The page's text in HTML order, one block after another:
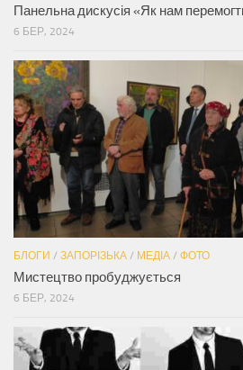
Панельна дискусія «Як нам
6 БЕР, 2024
БЛОГИ / ЗАПОРІЗЬКА / МЕДІА / ФОТО
Мистецтво пробуджується
6 БЕР, 2024